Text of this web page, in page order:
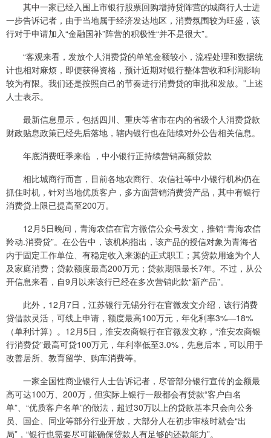
其中一家已经入围上市银行股票回购增持贷阵营的城商行人士进
一步告诉记者，由于当地属于经济发达地区，消费氛围较为旺盛，该
行对于申请加入“金融国补”阵营的积极性“并不是很大”。
“客观来看，发放个人消费贷的单笔金额较小，流程处理和数据统
计也相对麻烦，即便获得资格，预计近期对银行整体营收和利润影响
较为有限。我们还是按照自己的节奏进行消费贷的审批和发放。”上述
人士表示。
最新信息显示，包括四川、重庆等省市在内的省级个人消费贷款
财政贴息政策已经先后落地，辖内银行也在陆续对外公告相关信息。
年底消费旺季来临 ，中小银行正持续营销高额贷款
相比城商行而言，目前各地农商行、农信社等中小银行机构仍在
抓住时机，针对当地优质客户，多方面营销消费贷产品，其中有银行
消费贷上限已提高至200万。
12月5日晚间，青海农信在官方微信公众号发文，推销“青海农信
羚动.消费贷”。在公告中，该机构指出，该产品的授信对象为青海省
内于固定工作单位、有稳定收入来源的正式职工；其贷款用途为个人
及家庭消费；贷款额度最高200万元；贷款期限最长7年。不过，从公
开信息来看，自9月以来该行已经在多次营销此款“新产品”。
此外，12月7日，江苏银行无锡分行在官微发文介绍，该行消费
贷借款灵活，可线上申请，额度最高100万元，年化利率3%—18%
（单利计算）。12月5日，淮安农商银行在官微发文称，“淮安农商银
行消费贷”最高可贷100万元，年利率低至3.0%，先息后本，可以用于
改善居所、教育留学、购车消费等。
一家全国性商业银行人士告诉记者，尽管部分银行宣传的金额最
高可达100万、200万，但实际上银行一般都会有贷款“客户白名
单”、“优质客户名单”的做法，超过30万以上的贷款基本只会向公务
员、国企、同业等部分行业开放，大部分人在初步审核时就会“出
局”，“银行也需要尽可能确保贷款人有足够的还款能力”。